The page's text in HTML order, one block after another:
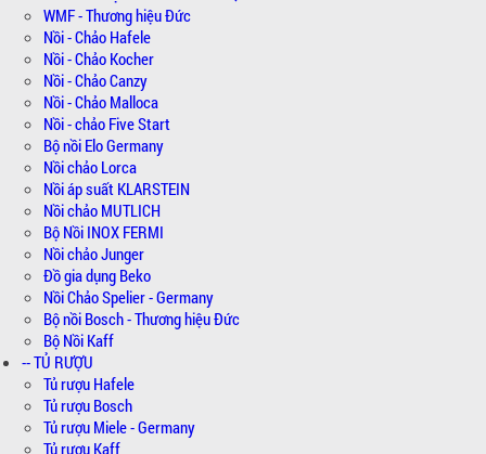
WMF - Thương hiệu Đức
Nồi - Chảo Hafele
Nồi - Chảo Kocher
Nồi - Chảo Canzy
Nồi - Chảo Malloca
Nồi - chảo Five Start
Bộ nồi Elo Germany
Nồi chảo Lorca
Nồi áp suất KLARSTEIN
Nồi chảo MUTLICH
Bộ Nồi INOX FERMI
Nồi chảo Junger
Đồ gia dụng Beko
Nồi Chảo Spelier - Germany
Bộ nồi Bosch - Thương hiệu Đức
Bộ Nồi Kaff
-- TỦ RƯỢU
Tủ rượu Hafele
Tủ rượu Bosch
Tủ rượu Miele - Germany
Tủ rượu Kaff